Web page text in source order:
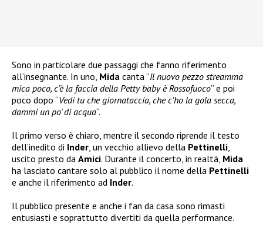
Sono in particolare due passaggi che fanno riferimento
all’insegnante. In uno, Mida canta “Il nuovo pezzo streamma
mica poco, c’è la faccia della Petty baby è Rossofuoco” e poi
poco dopo “Vedi tu che giornataccia, che c’ho la gola secca,
dammi un po’ di acqua“.
Il primo verso è chiaro, mentre il secondo riprende il testo
dell’inedito di Inder , un vecchio allievo della Pettinelli
uscito presto da Amici. Durante il concerto, in realtà, Mida
ha lasciato cantare solo al pubblico il nome della Pettinelli
e anche il riferimento ad Inder.
Il pubblico presente e anche i fan da casa sono rimasti
entusiasti e soprattutto divertiti da quella performance.